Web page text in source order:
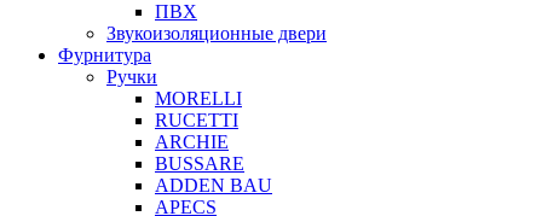
ПВХ
Звукоизоляционные двери
Фурнитура
Ручки
MORELLI
RUCETTI
ARCHIE
BUSSARE
ADDEN BAU
APECS